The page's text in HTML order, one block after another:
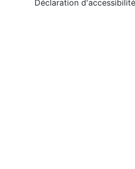
Déclaration